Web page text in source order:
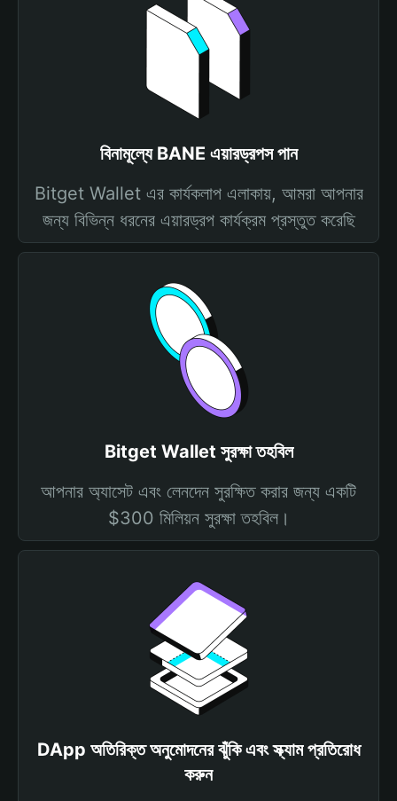
বিনামূল্যে BANE এয়ারড্রপস পান
Bitget Wallet এর কার্যকলাপ এলাকায়, আমরা আপনার
জন্য বিভিন্ন ধরনের এয়ারড্রপ কার্যক্রম প্রস্তুত করেছি
Bitget Wallet সুরক্ষা তহবিল
আপনার অ্যাসেট এবং লেনদেন সুরক্ষিত করার জন্য একটি
$300 মিলিয়ন সুরক্ষা তহবিল।
DApp অতিরিক্ত অনুমোদনের ঝুঁকি এবং স্ক্যাম প্রতিরোধ
করুন